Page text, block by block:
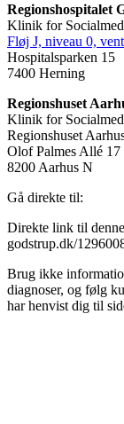
Regionshospitalet
Klinik for
Fløj J, niveau 0,
Hospitalsparken 15
7400 Herning
Regionshuset
Klinik for
Regionshuset
Olof Palmes Allé 17
8200 Aarhus N
Gå direkte til:
Direkte link til
godstrup.dk/
Brug ikke
diagnoser, og følg
har henvist dig til